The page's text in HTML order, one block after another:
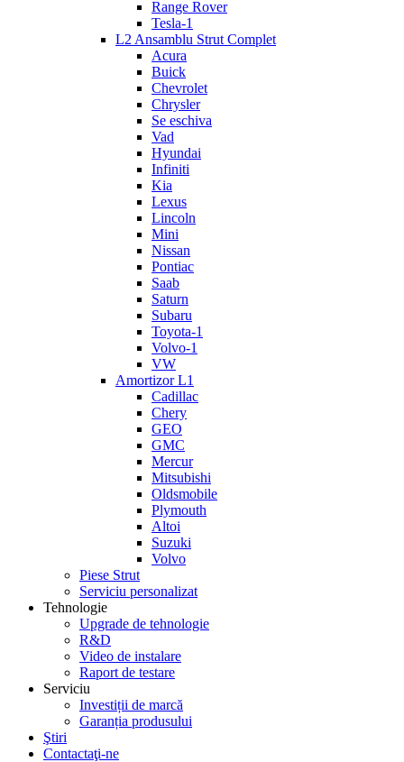
Range Rover
Tesla-1
L2 Ansamblu Strut Complet
Acura
Buick
Chevrolet
Chrysler
Se eschiva
Vad
Hyundai
Infiniti
Kia
Lexus
Lincoln
Mini
Nissan
Pontiac
Saab
Saturn
Subaru
Toyota-1
Volvo-1
VW
Amortizor L1
Cadillac
Chery
GEO
GMC
Mercur
Mitsubishi
Oldsmobile
Plymouth
Altoi
Suzuki
Volvo
Piese Strut
Serviciu personalizat
Tehnologie
Upgrade de tehnologie
R&D
Video de instalare
Raport de testare
Serviciu
Investiții de marcă
Garanția produsului
Ştiri
Contactaţi-ne